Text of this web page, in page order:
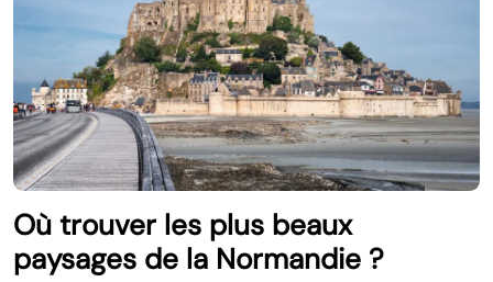
Où trouver les plus beaux
paysages de la Normandie ?